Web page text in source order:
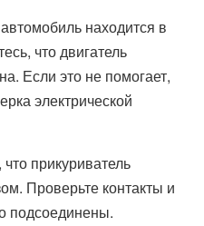
находится в
что двигатель
Если это не помогает,
электрической
прикуриватель
Проверьте контакты и
подсоединены.